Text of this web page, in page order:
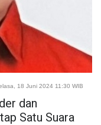
18 Juni 2024 11:30 WIB
dan
Satu Suara